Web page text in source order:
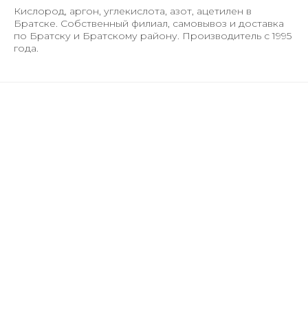
Кислород, аргон, углекислота, азот, ацетилен в
Братске. Собственный филиал, самовывоз и доставка
по Братску и Братскому району. Производитель с 1995
года.